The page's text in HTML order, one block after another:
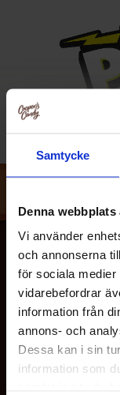
Samtycke
Denna
Vi använder
och annonserna
för sociala
vidarebefordrar
information från
annons- och
Dessa kan i sin
information som
älskar en härlig
täckta med ett
balanserad
Punch Straws till
Sour Punch Straws
Blue Raspberry
alla smaklökar.
är till fest,
extra gott.